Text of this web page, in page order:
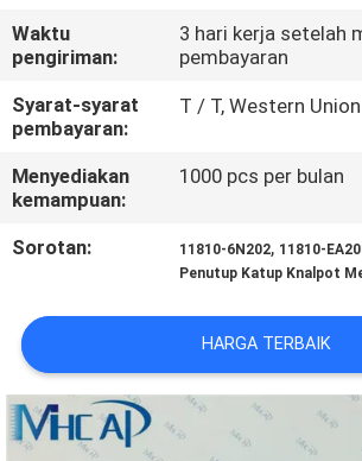
KAMI
PERMINTAAN
PENAWARAN
SITEMAP
PRIVACY
POLICY
Waktu
pengiriman:
3 hari kerja setelah
pembayaran
Syarat-syarat
pembayaran:
T / T, Western
Menyediakan
kemampuan:
1000 pcs per bulan
Sorotan: 11810-6N202, 11810-
Penutup Katup Knalpot
HARGA TERBAIK